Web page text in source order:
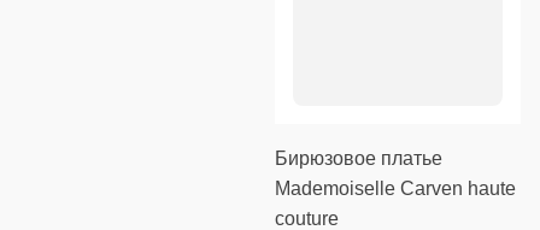
Бирюзовое платье
Mademoiselle Carven haute
couture